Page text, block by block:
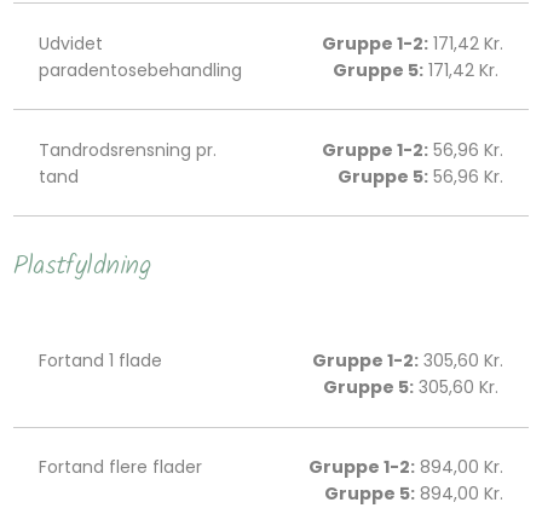
Udvidet
paradentosebehandling
Gruppe 1-2:171,42 Kr.
Gruppe 5:171,42 Kr.
Tandrodsrensning pr.
tand
Gruppe 1-2:56,96 Kr.
Gruppe 5:56,96 Kr.
​​Plastfyldning
Fortand 1 flade Gruppe 1-2:305,60 Kr.
Gruppe 5:305,60 Kr. ​
Fortand flere flader Gruppe 1-2:894,00 Kr.
Gruppe 5:894,00 Kr.​